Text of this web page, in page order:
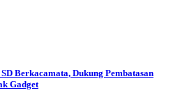
Berkacamata, Dukung Pembatasan
Gadget